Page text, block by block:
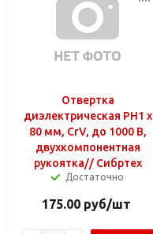
Отвертка
диэлектрическая PH1 х
80 мм, CrV, до 1000 В,
двухкомпонентная
рукоятка// Сибртех
Достаточно
175.00руб/шт